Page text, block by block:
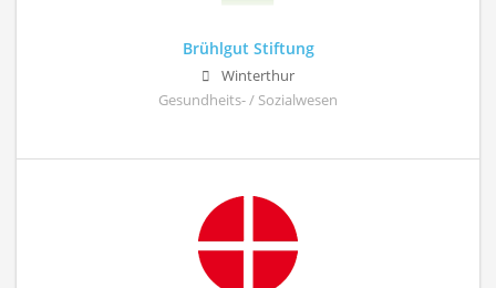
Brühlgut Stiftung
Winterthur
Gesundheits- / Sozialwesen